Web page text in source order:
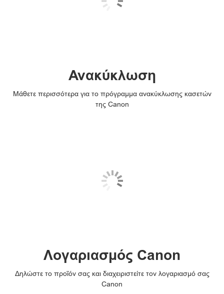
Ανακύκλωση
Μάθετε περισσότερα για το πρόγραμμα ανακύκλωσης κασετών
της Canon
Λογαριασμός Canon
Δηλώστε το προϊόν σας και διαχειριστείτε τον λογαριασμό σας
Canon